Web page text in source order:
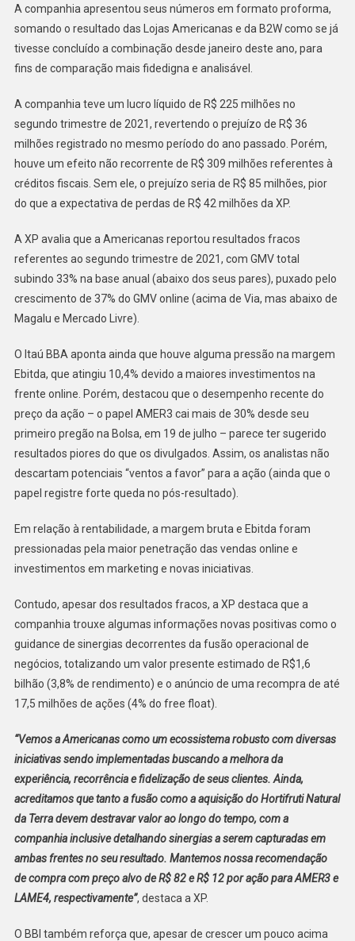
A companhia apresentou seus números em formato proforma,
somando o resultado das Lojas Americanas e da B2W como se já
tivesse concluído a combinação desde janeiro deste ano, para
fins de comparação mais fidedigna e analisável.
A companhia teve um lucro líquido de R$ 225 milhões no
segundo trimestre de 2021, revertendo o prejuízo de R$ 36
milhões registrado no mesmo período do ano passado. Porém,
houve um efeito não recorrente de R$ 309 milhões referentes à
créditos fiscais. Sem ele, o prejuízo seria de R$ 85 milhões, pior
do que a expectativa de perdas de R$ 42 milhões da XP.
A XP avalia que a Americanas reportou resultados fracos
referentes ao segundo trimestre de 2021, com GMV total
subindo 33% na base anual (abaixo dos seus pares), puxado pelo
crescimento de 37% do GMV online (acima de Via, mas abaixo de
Magalu e Mercado Livre).
O Itaú BBA aponta ainda que houve alguma pressão na margem
Ebitda, que atingiu 10,4% devido a maiores investimentos na
frente online. Porém, destacou que o desempenho recente do
preço da ação – o papel AMER3 cai mais de 30% desde seu
primeiro pregão na Bolsa, em 19 de julho – parece ter sugerido
resultados piores do que os divulgados. Assim, os analistas não
descartam potenciais “ventos a favor” para a ação (ainda que o
papel registre forte queda no pós-resultado).
Em relação à rentabilidade, a margem bruta e Ebitda foram
pressionadas pela maior penetração das vendas online e
investimentos em marketing e novas iniciativas.
Contudo, apesar dos resultados fracos, a XP destaca que a
companhia trouxe algumas informações novas positivas como o
guidance de sinergias decorrentes da fusão operacional de
negócios, totalizando um valor presente estimado de R$1,6
bilhão (3,8% de rendimento) e o anúncio de uma recompra de até
17,5 milhões de ações (4% do free float).
“Vemos a Americanas como um ecossistema robusto com diversas
iniciativas sendo implementadas buscando a melhora da
experiência, recorrência e fidelização de seus clientes. Ainda,
acreditamos que tanto a fusão como a aquisição do Hortifruti Natural
da Terra devem destravar valor ao longo do tempo, com a
companhia inclusive detalhando sinergias a serem capturadas em
ambas frentes no seu resultado. Mantemos nossa recomendação
de compra com preço alvo de R$ 82 e R$ 12 por ação para AMER3 e
LAME4, respectivamente”, destaca a XP.
O BBI também reforça que, apesar de crescer um pouco acima